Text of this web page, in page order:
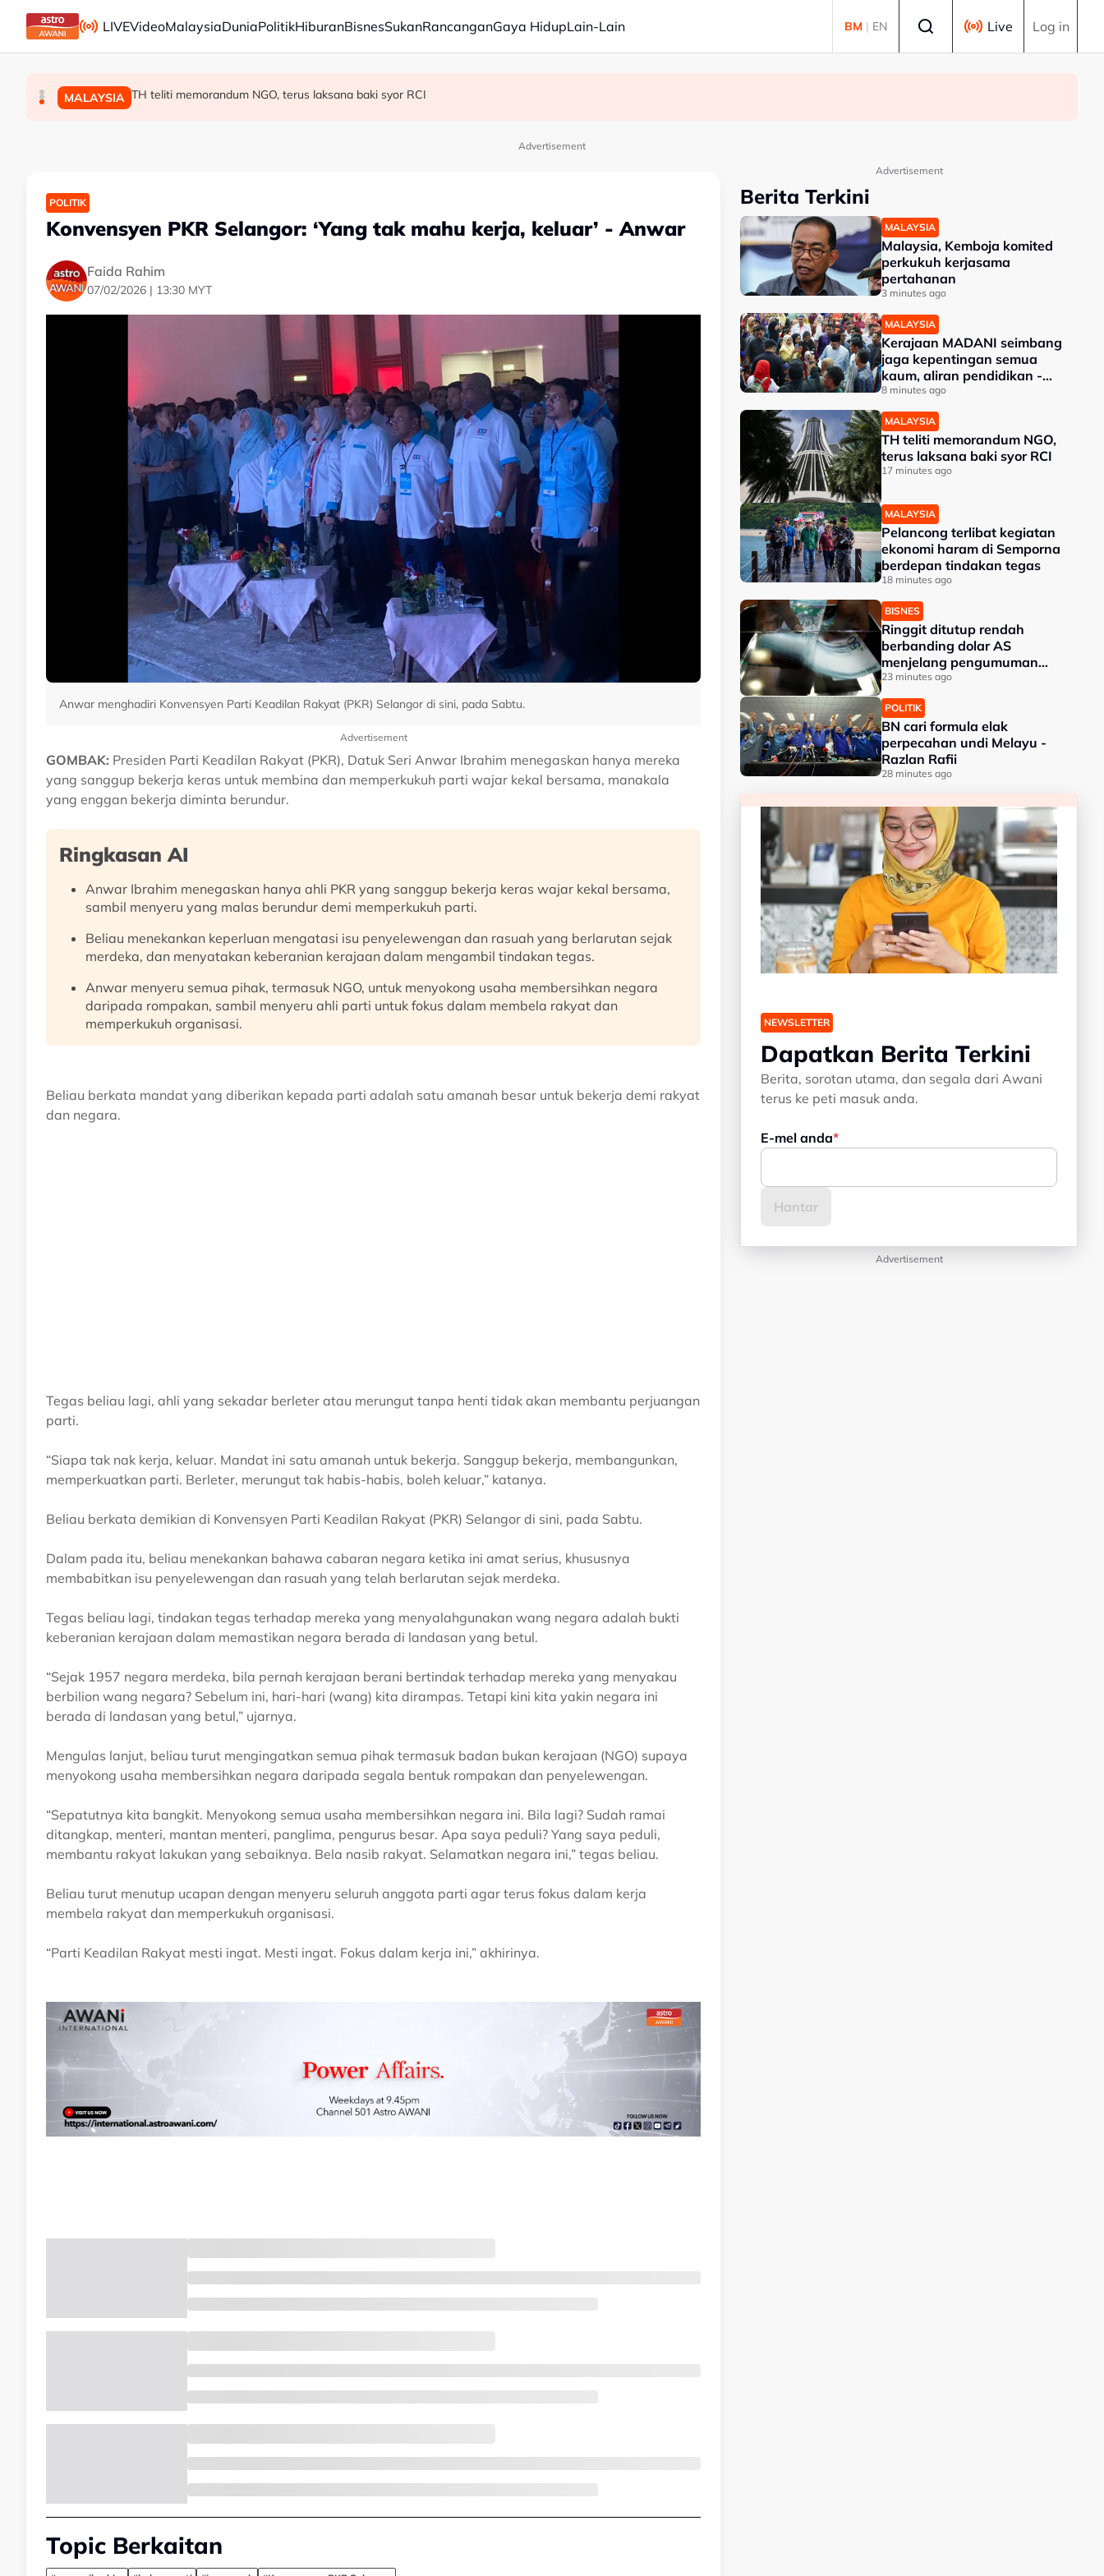
Skip to main content
LIVEVideoMalaysiaDuniaPolitikHiburanBisnesSukanRancanganGaya HidupLain-Lain BM | EN Live Log in
MALAYSIA Kerajaan MADANI seimbang jaga kepentingan semua kaum, aliran pendidikan - PM
MALAYSIA TH teliti memorandum NGO, terus laksana baki syor RCI
MALAYSIA Malaysia, Kemboja komited perkukuh kerjasama pertahanan
Advertisement
POLITIK
Konvensyen PKR Selangor: ‘Yang tak mahu kerja, keluar’ - Anwar
Faida Rahim
07/02/2026 | 13:30 MYT
Anwar menghadiri Konvensyen Parti Keadilan Rakyat (PKR) Selangor di sini, pada Sabtu.
Advertisement
GOMBAK: Presiden Parti Keadilan Rakyat (PKR), Datuk Seri Anwar Ibrahim menegaskan hanya mereka
yang sanggup bekerja keras untuk membina dan memperkukuh parti wajar kekal bersama, manakala
yang enggan bekerja diminta berundur.
Ringkasan AI
Anwar Ibrahim menegaskan hanya ahli PKR yang sanggup bekerja keras wajar kekal bersama,
sambil menyeru yang malas berundur demi memperkukuh parti.
Beliau menekankan keperluan mengatasi isu penyelewengan dan rasuah yang berlarutan sejak
merdeka, dan menyatakan keberanian kerajaan dalam mengambil tindakan tegas.
Anwar menyeru semua pihak, termasuk NGO, untuk menyokong usaha membersihkan negara
daripada rompakan, sambil menyeru ahli parti untuk fokus dalam membela rakyat dan
memperkukuh organisasi.
Beliau berkata mandat yang diberikan kepada parti adalah satu amanah besar untuk bekerja demi rakyat
dan negara.
Tegas beliau lagi, ahli yang sekadar berleter atau merungut tanpa henti tidak akan membantu perjuangan
parti.
“Siapa tak nak kerja, keluar. Mandat ini satu amanah untuk bekerja. Sanggup bekerja, membangunkan,
memperkuatkan parti. Berleter, merungut tak habis-habis, boleh keluar,” katanya.
Beliau berkata demikian di Konvensyen Parti Keadilan Rakyat (PKR) Selangor di sini, pada Sabtu.
Dalam pada itu, beliau menekankan bahawa cabaran negara ketika ini amat serius, khususnya
membabitkan isu penyelewengan dan rasuah yang telah berlarutan sejak merdeka.
Tegas beliau lagi, tindakan tegas terhadap mereka yang menyalahgunakan wang negara adalah bukti
keberanian kerajaan dalam memastikan negara berada di landasan yang betul.
“Sejak 1957 negara merdeka, bila pernah kerajaan berani bertindak terhadap mereka yang menyakau
berbilion wang negara? Sebelum ini, hari-hari (wang) kita dirampas. Tetapi kini kita yakin negara ini
berada di landasan yang betul,” ujarnya.
Mengulas lanjut, beliau turut mengingatkan semua pihak termasuk badan bukan kerajaan (NGO) supaya
menyokong usaha membersihkan negara daripada segala bentuk rompakan dan penyelewengan.
“Sepatutnya kita bangkit. Menyokong semua usaha membersihkan negara ini. Bila lagi? Sudah ramai
ditangkap, menteri, mantan menteri, panglima, pengurus besar. Apa saya peduli? Yang saya peduli,
membantu rakyat lakukan yang sebaiknya. Bela nasib rakyat. Selamatkan negara ini,” tegas beliau.
Beliau turut menutup ucapan dengan menyeru seluruh anggota parti agar terus fokus dalam kerja
membela rakyat dan memperkukuh organisasi.
“Parti Keadilan Rakyat mesti ingat. Mesti ingat. Fokus dalam kerja ini,” akhirinya.
Topic Berkaitan
Advertisement
Berita Terkini
MALAYSIA
Malaysia, Kemboja komited
perkukuh kerjasama
pertahanan
3 minutes ago
MALAYSIA
Kerajaan MADANI seimbang
jaga kepentingan semua
kaum, aliran pendidikan -
PM
8 minutes ago
MALAYSIA
TH teliti memorandum NGO,
terus laksana baki syor RCI
17 minutes ago
MALAYSIA
Pelancong terlibat kegiatan
ekonomi haram di Semporna
berdepan tindakan tegas
18 minutes ago
BISNES
Ringgit ditutup rendah
berbanding dolar AS
menjelang pengumuman
data pasaran buruh AS
23 minutes ago
POLITIK
BN cari formula elak
perpecahan undi Melayu -
Razlan Rafii
28 minutes ago
NEWSLETTER
Dapatkan Berita Terkini
Berita, sorotan utama, dan segala dari Awani
terus ke peti masuk anda.
E-mel anda
Advertisement